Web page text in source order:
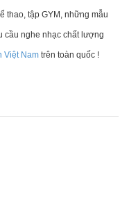
thao, tập GYM, những mẫu
cầu nghe nhạc chất lượng
Việt Nam trên toàn quốc !